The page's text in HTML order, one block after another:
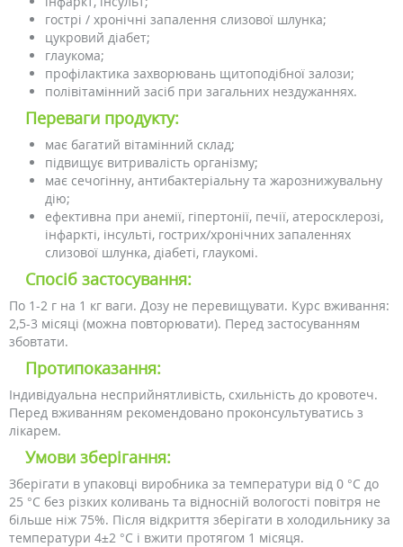
гострі / хронічні запалення слизової шлунка;
цукровий діабет;
глаукома;
профілактика захворювань щитоподібної залози;
полівітамінний засіб при загальних нездужаннях.
Переваги продукту:
має багатий вітамінний склад;
підвищує витривалість організму;
має сечогінну, антибактеріальну та жарознижувальну
дію;
ефективна при анемії, гіпертонії, печії, атеросклерозі,
інфаркті, інсульті, гострих/хронічних запаленнях
слизової шлунка, діабеті, глаукомі.
Спосіб застосування:
По 1-2 г на 1 кг ваги. Дозу не перевищувати. Курс вживання:
2,5-3 місяці (можна повторювати). Перед застосуванням
збовтати.
Протипоказання:
Індивідуальна несприйнятливість, схильність до кровотеч.
Перед вживанням рекомендовано проконсультуватись з
лікарем.
Умови зберігання:
Зберігати в упаковці виробника за температури від 0 °C до
25 °C без різких коливань та відносній вологості повітря не
більше ніж 75%. Після відкриття зберігати в холодильнику за
температури 4±2 °C і вжити протягом 1 місяця.